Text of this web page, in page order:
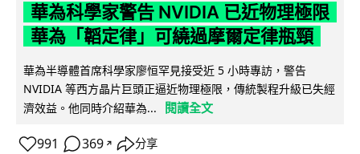
華為科學家警告 NVIDIA 已近物理極限
華為「韜定律」可繞過摩爾定律瓶頸
華為半導體首席科學家廖恒罕見接受近 5 小時專訪，警告
NVIDIA 等西方晶片巨頭正逼近物理極限，傳統製程升級已失經
濟效益。他同時介紹華為...
閱讀全文
991 369 ↗ 分享